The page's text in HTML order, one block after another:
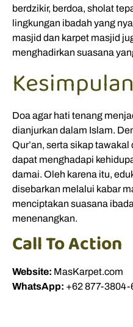
berdzikir, berdoa, sholat
lingkungan ibadah yang
masjid dan karpet masjid
menghadirkan suasana
Kesimpulan
Doa agar hati tenang
dianjurkan dalam Islam.
Qur’an, serta sikap
dapat menghadapi
damai. Oleh karena itu,
disebarkan melalui kabar
menciptakan suasana
menenangkan.
Call To Action
Website: MasKarpet.com
WhatsApp: +62 877-3804-